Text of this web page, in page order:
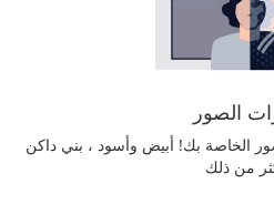
الصور
الخاصة بك! أبيض وأسود ، بني داكن
من ذلك